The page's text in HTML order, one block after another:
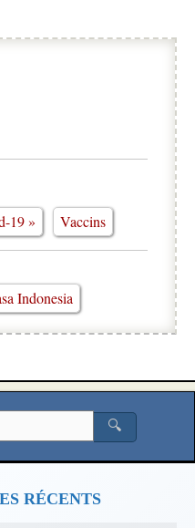
19 »
Vaccins
Indonesia
🔍
RÉCENTS